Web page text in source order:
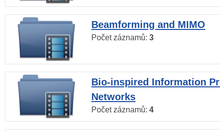
Beamforming and MIMO
Počet záznamů: 3
Bio-inspired Information
Networks
Počet záznamů: 4